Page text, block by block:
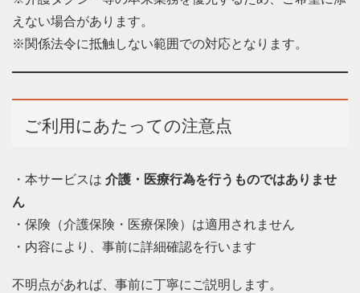
えない場合があります。
※関係法令に抵触しない範囲での対応となります。
ご利用にあたっての注意点
・本サービスは 介護・医療行為を行うものではありませ
ん
・保険（介護保険・医療保険）は適用されません
・内容により、事前に詳細確認を行います
不明点があれば、事前に丁寧にご説明します。